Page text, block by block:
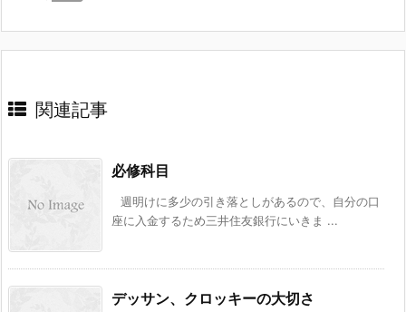
関連記事
必修科目
週明けに多少の引き落としがあるので、自分の口
座に入金するため三井住友銀行にいきま ...
デッサン、クロッキーの大切さ